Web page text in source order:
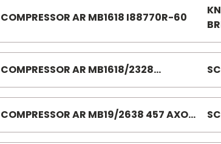
COMPRESSOR AR MB1618 I88770R-60
COMPRESSOR AR MB1618/2328
REF/AGUA 8160002-1 MB1620/1621/172
0
COMPRESSOR AR MB19/2638 457 AXOR
81600190